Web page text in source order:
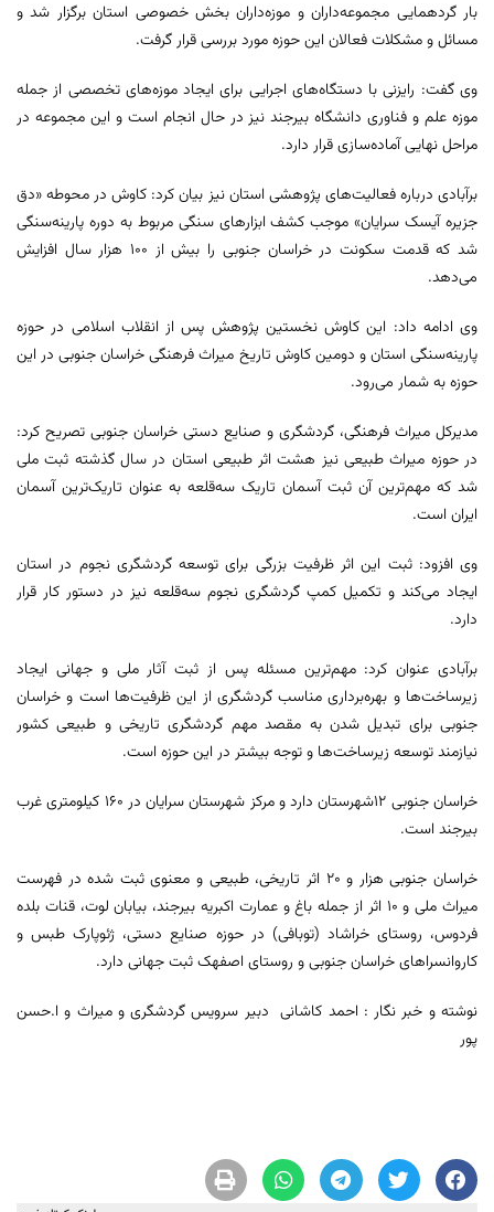
بار گردهمایی مجموعه‌داران و موزه‌داران بخش خصوصی استان برگزار شد و
مسائل و مشکلات فعالان این حوزه مورد بررسی قرار گرفت.
وی گفت: رایزنی با دستگاه‌های اجرایی برای ایجاد موزه‌های تخصصی از جمله
موزه علم و فناوری دانشگاه بیرجند نیز در حال انجام است و این مجموعه در
مراحل نهایی آماده‌سازی قرار دارد.
برآبادی درباره فعالیت‌های پژوهشی استان نیز بیان کرد: کاوش در محوطه «دق
جزیره آیسک ‌سرایان» موجب کشف ابزارهای سنگی مربوط به دوره پارینه‌سنگی
شد که قدمت سکونت در خراسان جنوبی را بیش از ۱۰۰ هزار سال افزایش
می‌دهد.
وی ادامه داد: این کاوش نخستین پژوهش پس از انقلاب اسلامی در حوزه
پارینه‌سنگی استان و دومین کاوش تاریخ میراث فرهنگی خراسان جنوبی در این
حوزه به شمار می‌رود.
مدیرکل میراث فرهنگی، گردشگری و صنایع دستی خراسان جنوبی تصریح کرد:
در حوزه میراث طبیعی نیز هشت اثر طبیعی استان در سال گذشته ثبت ملی
شد که مهم‌ترین آن ثبت آسمان تاریک سه‌قلعه به عنوان تاریک‌ترین آسمان
ایران است.
وی افزود: ثبت این اثر ظرفیت بزرگی برای توسعه گردشگری نجوم در استان
ایجاد می‌کند و تکمیل کمپ گردشگری نجوم سه‌قلعه نیز در دستور کار قرار
دارد.
برآبادی عنوان کرد: مهم‌ترین مسئله پس از ثبت آثار ملی و جهانی ایجاد
زیرساخت‌ها و بهره‌برداری مناسب گردشگری از این ظرفیت‌ها است و خراسان
جنوبی برای تبدیل شدن به مقصد مهم گردشگری تاریخی و طبیعی کشور
نیازمند توسعه زیرساخت‌ها و توجه بیشتر در این حوزه است.
خراسان جنوبی ۱۲شهرستان دارد و مرکز شهرستان سرایان در ۱۶۰ کیلومتری غرب
بیرجند است.
خراسان جنوبی هزار و ۲۰ اثر تاریخی، طبیعی و معنوی ثبت شده در فهرست
میراث ملی و ۱۰ اثر از جمله باغ و عمارت اکبریه بیرجند، بیابان لوت، قنات بلده
فردوس، روستای خراشاد (توبافی) در حوزه صنایع دستی، ژئوپارک طبس و
کاروانسراهای خراسان جنوبی و روستای اصفهک ثبت جهانی دارد.
نوشته و خبر نگار : احمد کاشانی دبیر سرویس گردشگری و میراث و ا.حسن
پور